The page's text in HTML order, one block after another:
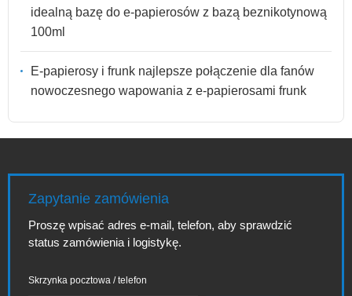
idealną bazę do e-papierosów z bazą beznikotynową
100ml
E-papierosy i frunk najlepsze połączenie dla fanów
nowoczesnego wapowania z e-papierosami frunk
Zapytanie zamówienia
Proszę wpisać adres e-mail, telefon, aby sprawdzić
status zamówienia i logistykę.
Skrzynka pocztowa / telefon